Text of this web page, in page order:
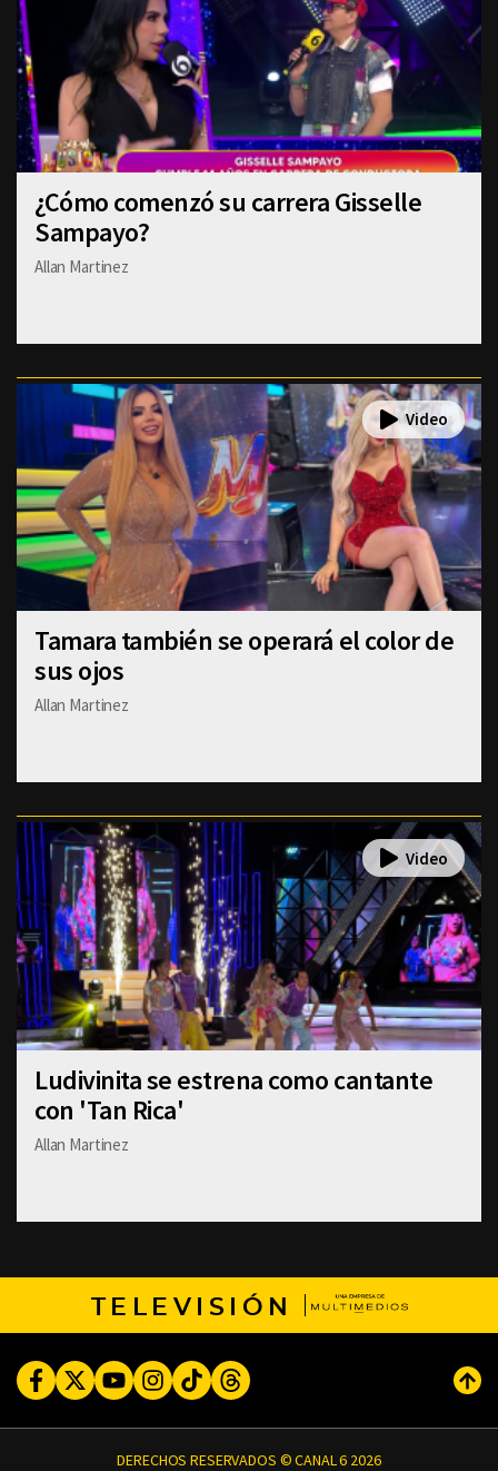
¿Cómo comenzó su carrera Gisselle
Sampayo?
Allan Martinez
Tamara también se operará el color de
sus ojos
Allan Martinez
Ludivinita se estrena como cantante
con 'Tan Rica'
Allan Martinez
TELEVISIÓN
FacebookTwitterYoutubeInstagram
TikTokThreads
DERECHOS RESERVADOS © CANAL 6 2026